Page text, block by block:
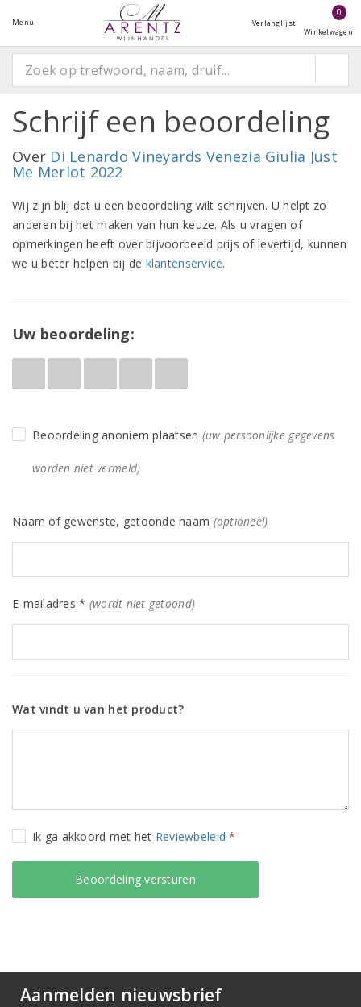
Menu Verlanglijst
0
Winkelwagen
Schrijf een beoordeling
Over Di Lenardo Vineyards Venezia Giulia Just
Me Merlot 2022
Wij zijn blij dat u een beoordeling wilt schrijven. U helpt zo
anderen bij het maken van hun keuze. Als u vragen of
opmerkingen heeft over bijvoorbeeld prijs of levertijd, kunnen
we u beter helpen bij de klantenservice.
Uw beoordeling:
Beoordeling anoniem plaatsen (uw persoonlijke gegevens
worden niet vermeld)
Naam of gewenste, getoonde naam (optioneel)
E-mailadres * (wordt niet getoond)
Wat vindt u van het product?
Ik ga akkoord met het Reviewbeleid *
Aanmelden nieuwsbrief